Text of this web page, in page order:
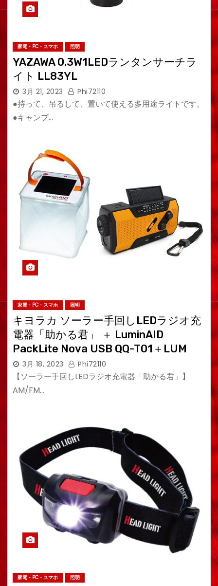
家電・PC・スマホ 照明
YAZAWA 0.3W1LEDランタンサーチラ
イト LL83YL
3月 21, 2023 Phi72110
●持って、吊るして、置いて使える多用途ライトです。
●キャンプ…
家電・PC・スマホ 照明
キヨラカ ソーラー手回しLEDラジオ充
電器「助かる君」 ＋ LuminAID
PackLite Nova USB QQ-T01＋LUM
3月 18, 2023 Phi72110
【ソーラー手回しLEDラジオ充電器「助かる君」】
AM/FM…
家電・PC・スマホ 照明